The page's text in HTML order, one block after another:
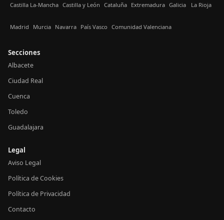
Castilla La-Mancha Castilla y León Cataluña Extremadura Galicia La Rioja
Madrid Murcia Navarra País Vasco Comunidad Valenciana
Secciones
Albacete
Ciudad Real
Cuenca
Toledo
Guadalajara
Legal
Aviso Legal
Política de Cookies
Política de Privacidad
Contacto